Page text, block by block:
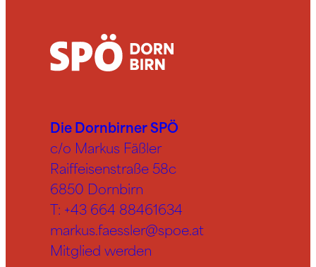
Die Dornbirner SPÖ
c/o Markus Fäßler
Raiffeisenstraße 58c
6850 Dornbirn
T: +43 664 88461634
markus.faessler@spoe.at
Mitglied werden